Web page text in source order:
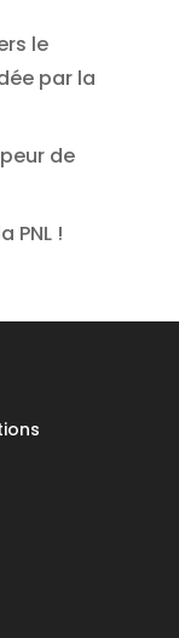
le
par la
de
PNL !